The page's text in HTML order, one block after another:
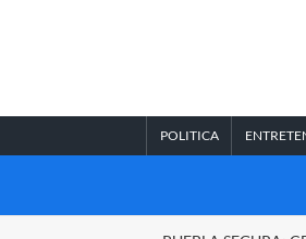
POLITICA